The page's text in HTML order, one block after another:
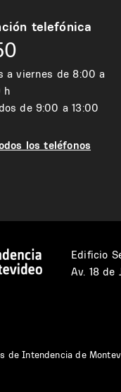
telefónica
a viernes de 8:00 a
h
de 9:00 a 13:00
los teléfonos
Edificio
Av. 18 de
de Intendencia de